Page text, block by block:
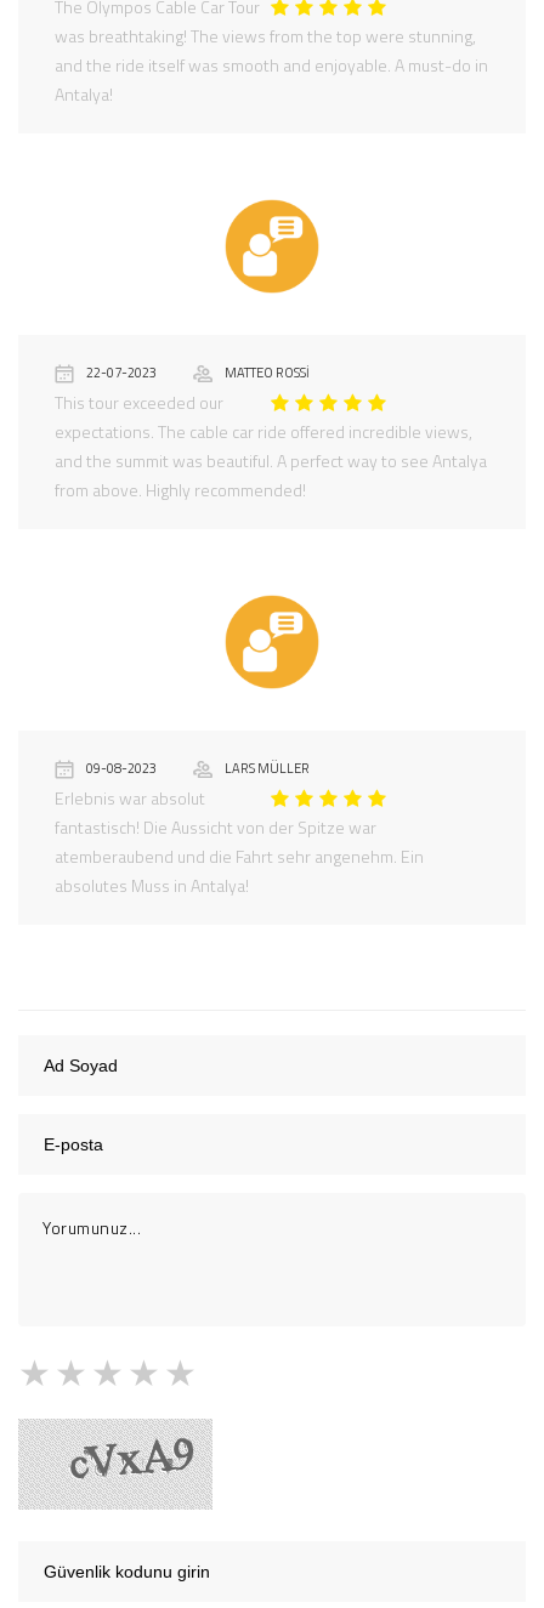
The Olympos Cable Car Tour
was breathtaking! The views from the top were stunning,
and the ride itself was smooth and enjoyable. A must-do in
Antalya!
22-07-2023 MATTEO ROSSI
This tour exceeded our
expectations. The cable car ride offered incredible views,
and the summit was beautiful. A perfect way to see Antalya
from above. Highly recommended!
09-08-2023 LARS MÜLLER
Erlebnis war absolut
fantastisch! Die Aussicht von der Spitze war
atemberaubend und die Fahrt sehr angenehm. Ein
absolutes Muss in Antalya!
4 Yıldız
3 Yıldız
2 Yıldız
1 Yıldız